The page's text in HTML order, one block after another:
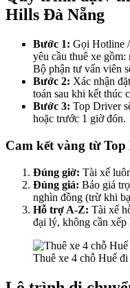
Hills Đà Nẵng
Bước 1: Gọi Hotline
yêu cầu thuê xe
Bộ phận tư vấn viên
Bước 2: Xác nhận
toán sau khi kết thúc
Bước 3: Top Driver
hoặc trước 1 giờ đón.
Cam kết vàng từ
Đúng giờ: Tài xế
Đúng giá: Báo giá
nghìn đồng (trừ khi
Hỗ trợ A-Z: Tài xế
đại lý, không cần xếp
Thuê xe 4 chỗ Huế